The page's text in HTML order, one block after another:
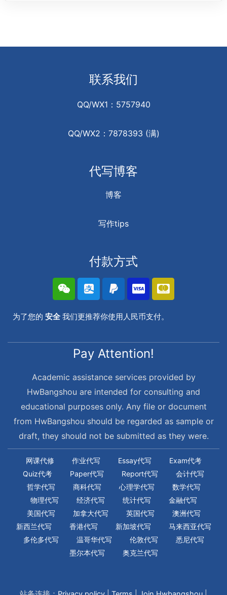
联系我们
QQ/WX1：5757940
QQ/WX2：7878393 (满)
代写博客
博客
写作tips
付款方式
为了您的 安全 我们更推荐你使用人民币支付。
Pay Attention!
Academic assistance services provided by
HwBangshou are intended for consulting and
educational purposes only. Any file or document
from HwBangshou should be regarded as sample or
draft, they should not be submitted as they were.
网课代修 作业代写 Essay代写
Exam代考
Quiz代考
Paper代写 Report代写
会计代写
哲学代写
商科代写 心理学代写
数学代写
物理代写
经济代写 统计代写
金融代写
美国代写
加拿大代写 英国代写
澳洲代写
新西兰代写
香港代写 新加坡代写
马来西亚代写
多伦多代写
温哥华代写 伦敦代写
悉尼代写
墨尔本代写
奥克兰代写